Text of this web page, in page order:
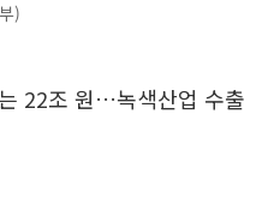
)
22조 원…녹색산업 수출